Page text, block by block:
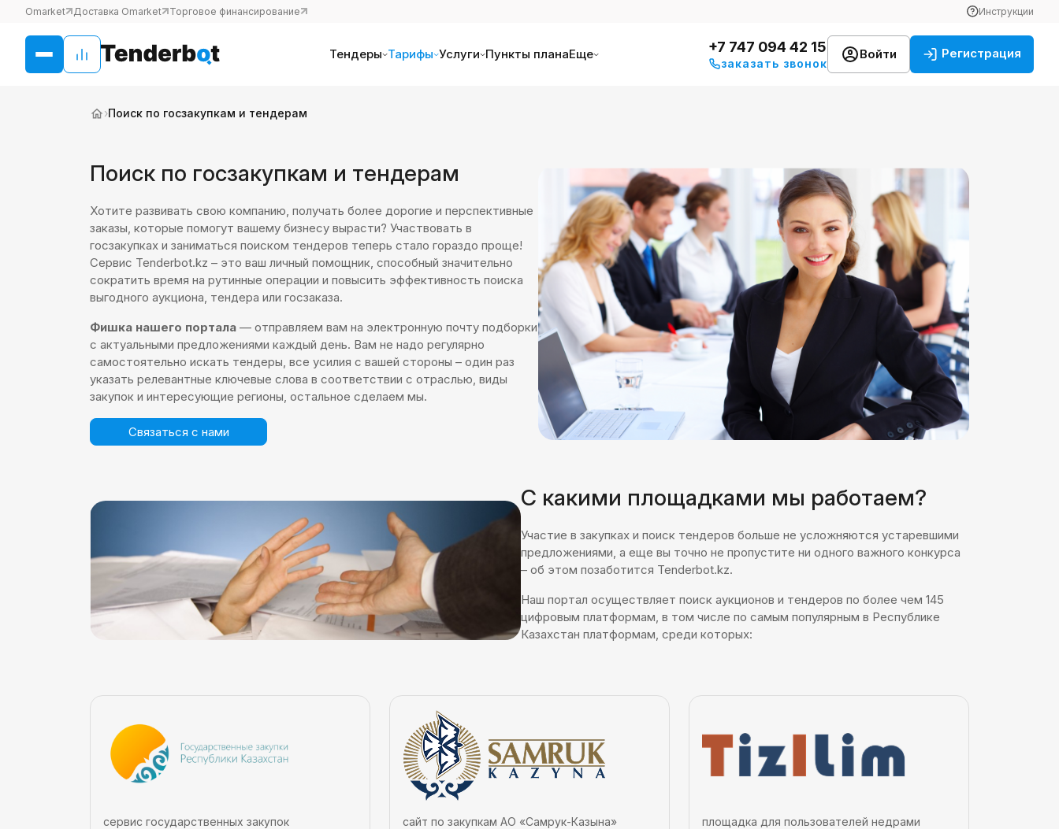
Omarket Доставка Omarket Торговое финансирование Инструкции
Тендеры Тарифы Услуги Пункты планаЕще +7 747 094 42 15
заказать звонок
Войти Регистрация
›Поиск по госзакупкам и тендерам
Поиск по госзакупкам и тендерам
Хотите развивать свою компанию, получать более дорогие и перспективные
заказы, которые помогут вашему бизнесу вырасти? Участвовать в
госзакупках и заниматься поиском тендеров теперь стало гораздо проще!
Сервис Tenderbot.kz – это ваш личный помощник, способный значительно
сократить время на рутинные операции и повысить эффективность поиска
выгодного аукциона, тендера или госзаказа.
Фишка нашего портала — отправляем вам на электронную почту подборки
с актуальными предложениями каждый день. Вам не надо регулярно
самостоятельно искать тендеры, все усилия с вашей стороны – один раз
указать релевантные ключевые слова в соответствии с отраслью, виды
закупок и интересующие регионы, остальное сделаем мы.
Связаться с нами
С какими площадками мы работаем?
Участие в закупках и поиск тендеров больше не усложняются устаревшими
предложениями, а еще вы точно не пропустите ни одного важного конкурса
– об этом позаботится Tenderbot.kz.
Наш портал осуществляет поиск аукционов и тендеров по более чем 145
цифровым платформам, в том числе по самым популярным в Республике
Казахстан платформам, среди которых:
сервис государственных закупок
сайт по закупкам АО «Самрук-Казына»
площадка для пользователей недрами